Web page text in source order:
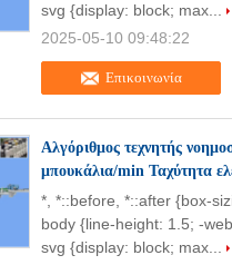
Επικοινωνία
svg {display: block; max...
2025-05-10 09:48:22
Αλγόριθμος τεχνητής
μπουκάλια/min Ταχύτητα
*, *::before, *::after {box-
body {line-height: 1.5; -
svg {display: block; max...